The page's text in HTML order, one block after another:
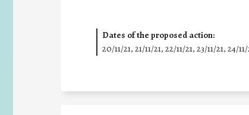
Dates of the proposed action:
20/11/21, 21/11/21, 22/11/21, 23/11/21, 24/